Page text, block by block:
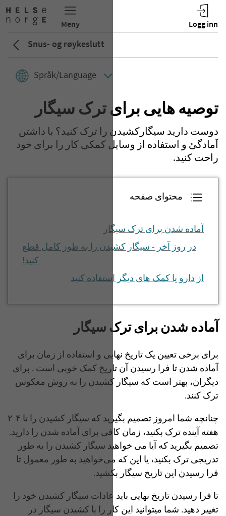
Snus- og røykeslutt
Språk/Language
توصیه هایی برای ترک سیگار
دوست دارید سیگارکشیدن را ترک کنید؟ با داشتن
آمادگئ و استفاده از وسایل کمکی کار را برای خود
راحت کنید.
محتوای صفحه
آماده شدن برای ترک سیگار
در روز آخر - سیگار کشیدن را به طور کامل قطع
کنید!
از دارو یا کمک های دیگر استفاده کنید
آماده شدن برای ترک سیگار
برای برخی تعیین یک تاریخ نهایی و استفاده از زمان برای
آماده شدن تا فرا رسیدن آن تاریخ کمک خوبی‌ است . برای
دیگران، بهتر است که سیگار کشیدن را به روش معکوس
ترک کنند.
چنانچه شما امروز تصمیم بگیرید که سیگار کشیدن را تا ۴-۲
هفته آینده ترک بکنید، زمان کافی‌ برای آماده شدن را دارید.
تصمیم بگیرید که آیا می خواهید سیگار کشیدن را به طور
تدریجی‌ ترک بکنید، یا این که می‌خواهید به طور معمول تا
فرا رسیدن این تاریخ سیگار بکشید.
تا فرا رسیدن تاریخ نهایی باید عادات سیگار کشیدن خود را
تغییر دهید. شما میتوانید این کار را با کشیدن سیگار در